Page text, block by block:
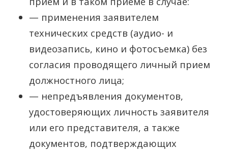
— применения заявителем
технических средств (аудио- и
видеозапись, кино и фотосъемка) без
согласия проводящего личный прием
должностного лица;
— непредъявления документов,
удостоверяющих личность заявителя
или его представителя, а также
документов, подтверждающих